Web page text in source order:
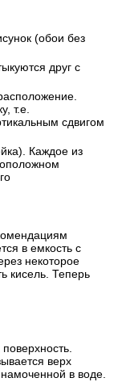
(обои без
друг с
т.е.
сдвигом
Каждое из
в емкость с
некоторое
кисель. Теперь
верх
в воде.